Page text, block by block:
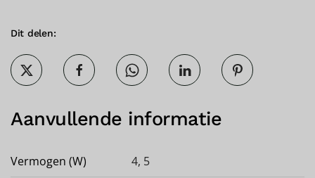
Dit delen:
Aanvullende informatie
Vermogen (W) 4, 5